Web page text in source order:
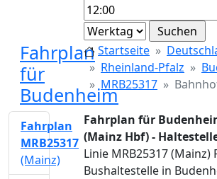
Fahrplan
für
Budenheim
Startseite
Rheinland-Pfalz
MRB25317
Fahrplan für
(Mainz Hbf) -
Linie MRB25317
Bushaltestelle in
Fahrplan
MRB25317
(Mainz)